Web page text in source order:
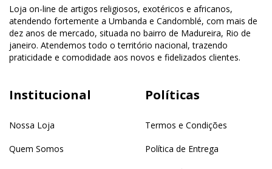
Loja on-line de artigos religiosos, exotéricos e africanos,
atendendo fortemente a Umbanda e Candomblé, com mais de
dez anos de mercado, situada no bairro de Madureira, Rio de
janeiro. Atendemos todo o território nacional, trazendo
praticidade e comodidade aos novos e fidelizados clientes.
Institucional
Nossa Loja
Quem Somos
Políticas
Termos e Condições
Política de Entrega